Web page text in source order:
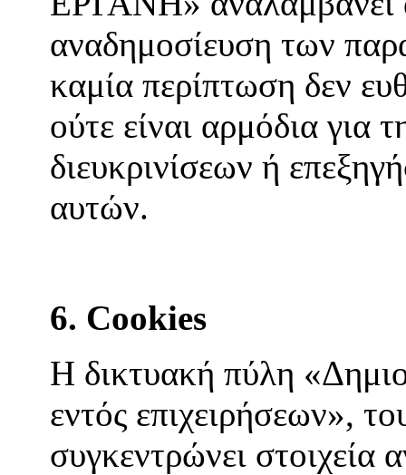
αναδημοσίευση των
καμία περίπτωση δεν
ούτε είναι αρμόδια για
διευκρινίσεων ή
αυτών.
6. Cookies
Η δικτυακή πύλη
εντός επιχειρήσεων»,
συγκεντρώνει στοιχεία